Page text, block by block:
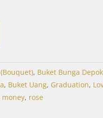
, Buket Bunga Depok
, Buket Uang, Graduation,
money, rose